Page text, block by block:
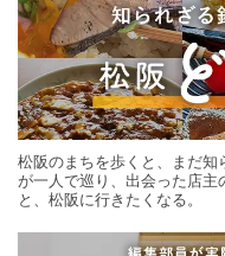
松阪のまちを歩くと、まだ
が一人で巡り、出会った店
と、松阪に行きたくなる。